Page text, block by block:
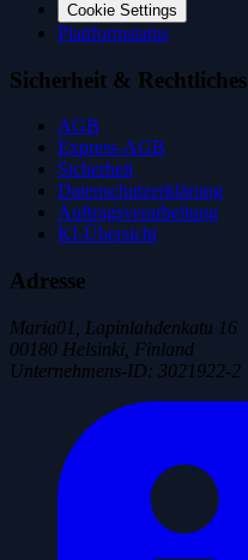
Cookie Settings
Plattformstatus
Sicherheit & Rechtliches
AGB
Express-AGB
Sicherheit
Datenschutzerklärung
Auftragsverarbeitung
KI-Übersicht
Adresse
Maria01, Lapinlahdenkatu 16
00180 Helsinki, Finland
Unternehmens-ID: 3021922-2